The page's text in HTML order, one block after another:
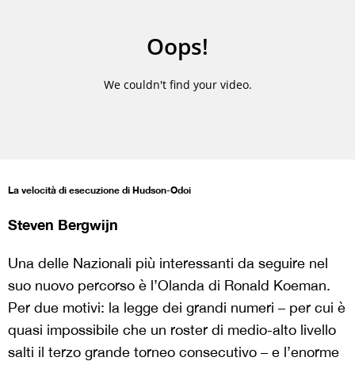
La velocità di esecuzione di Hudson-Odoi
Steven Bergwijn
Una delle Nazionali più interessanti da seguire nel
suo nuovo percorso è l’Olanda di Ronald Koeman.
Per due motivi: la legge dei grandi numeri – per cui è
quasi impossibile che un roster di medio-alto livello
salti il terzo grande torneo consecutivo – e l’enorme